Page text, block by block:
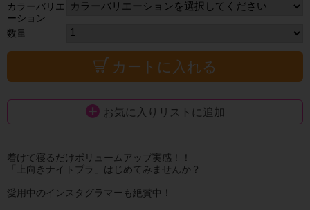
カラーバリエ
ーション
数量
カートに入れる
お気に入りリストに追加
着けて寝るだけボリュームアップ実感！！
「上向きナイトブラ」はじめてみませんか？
愛用中のインスタグラマーも絶賛中！